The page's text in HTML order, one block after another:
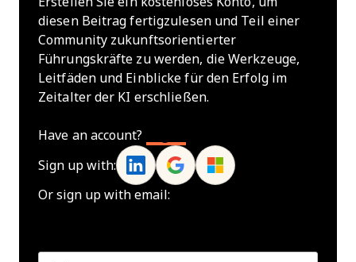
diesen Beitrag fertigzulesen und Teil einer
Community zukunftsorientierter
Führungskräfte zu werden, die Werkzeuge,
Leitfäden und Einblicke für den Erfolg im
Zeitalter der KI erschließen.
Have an account?
Sign up with:
Or sign up with email: